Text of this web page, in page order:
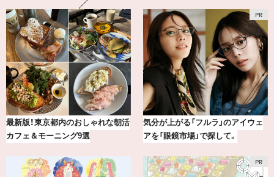
気分が上がる「フルラ」のアイウェ
アを「眼鏡市場」で探して。
おしゃれが即決まる！真夏の着こな
し7選【1週間コーデまとめ】